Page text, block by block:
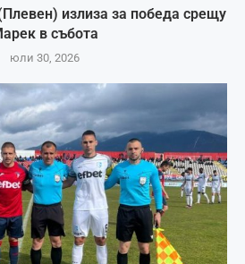
излиза за победа срещу
в събота
юли 30, 2026